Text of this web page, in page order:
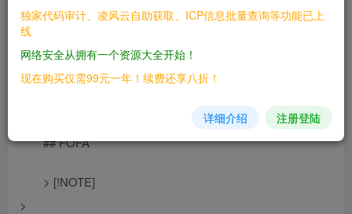
## 漏洞影响
> [!NOTE]
>
> 锐捷网络股份有限公司 无线smartweb管理系统
## FOFA
> [!NOTE]
>
独家代码审计、凌风云自助获取、ICP信息批量查询等功能已上
线
网络安全从拥有一个资源大全开始！
现在购买仅需99元一年！续费还享八折！
详细介绍 注册登陆